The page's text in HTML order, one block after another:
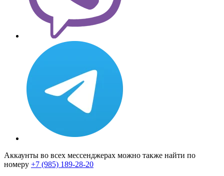
Аккаунты во всех мессенджерах можно также найти по
номеру +7 (985) 189-28-20